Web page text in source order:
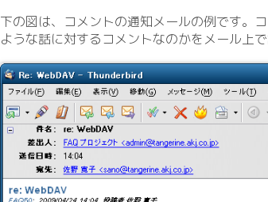
下の図は、コメントの通知メールの例です。
ような話に対するコメントなのかをメール上で